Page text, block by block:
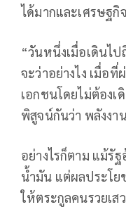
ได้มากและเศรษฐกิ
“วันหนึ่งเมื่อเดินไป
จะว่าอย่างไง เมื่อ
เอกชนโดยไม่ต้องเ
พิสูจน์กันว่า พลังงา
อย่างไรก็ตาม แม้รั
น้ำมัน แต่ผลประโ
ให้ตระกูลคนรวยเส